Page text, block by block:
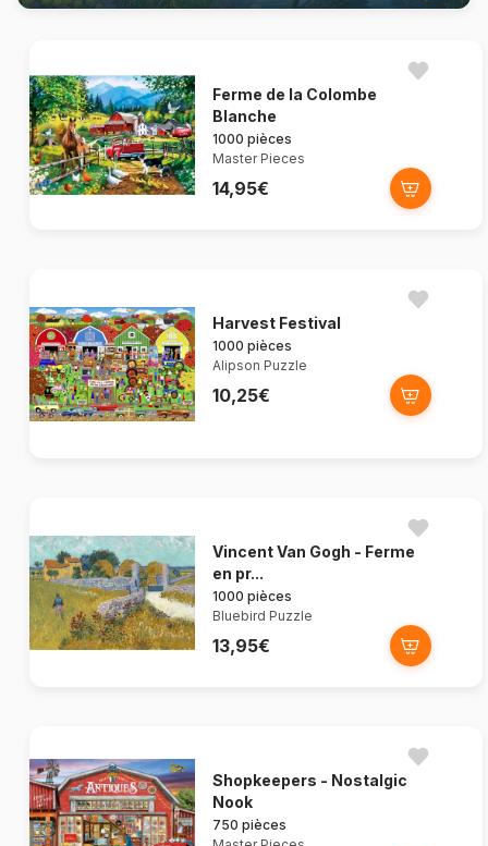
Ferme de la Colombe
Blanche
1000 pièces
Master Pieces
14,95€
Harvest Festival
1000 pièces
Alipson Puzzle
10,25€
Vincent Van Gogh - Ferme
en pr...
1000 pièces
Bluebird Puzzle
13,95€
Shopkeepers - Nostalgic
Nook
750 pièces